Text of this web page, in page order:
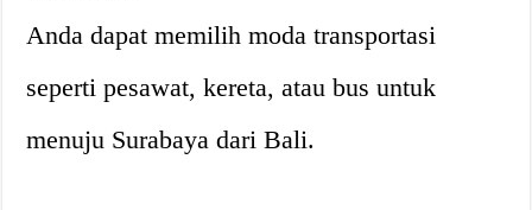
Anda dapat memilih moda transportasi
seperti pesawat, kereta, atau bus untuk
menuju Surabaya dari Bali.